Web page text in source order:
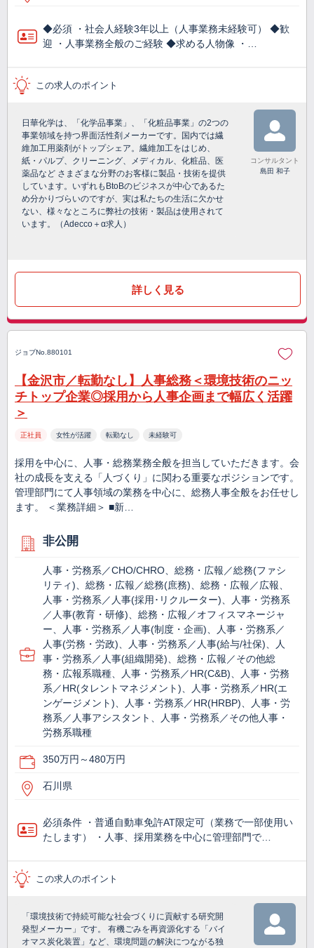
◆必須 ・社会人経験3年以上（人事業務未経験可） ◆歓
迎 ・人事業務全般のご経験 ◆求める人物像 ・…
この求人のポイント
日華化学は、「化学品事業」、「化粧品事業」の2つの
事業領域を持つ界面活性剤メーカーです。国内では繊
維加工用薬剤がトップシェア。繊維加工をはじめ、
紙・パルプ、クリーニング、メディカル、化粧品、医
薬品など さまざまな分野のお客様に製品・技術を提供
しています。いずれもBtoBのビジネスが中心であるた
め分かりづらいのですが、実は私たちの生活に欠かせ
ない、様々なところに弊社の技術・製品は使用されて
います。（Adecco＋α求人）
コンサルタント
島田 和子
詳しく見る
ジョブNo.880101
【金沢市／転勤なし】人事総務＜環境技術のニッ
チトップ企業◎採用から人事企画まで幅広く活躍
＞
正社員 女性が活躍 転勤なし 未経験可
採用を中心に、人事・総務業務全般を担当していただきます。会
社の成長を支える「人づくり」に関わる重要なポジションです。
管理部門にて人事領域の業務を中心に、総務人事全般をお任せし
ます。 ＜業務詳細＞ ■新…
非公開
人事・労務系／CHO/CHRO、総務・広報／総務(ファシ
リティ)、総務・広報／総務(庶務)、総務・広報／広報、
人事・労務系／人事(採用･リクルーター)、人事・労務系
／人事(教育・研修)、総務・広報／オフィスマネージャ
ー、人事・労務系／人事(制度・企画)、人事・労務系／
人事(労務・労政)、人事・労務系／人事(給与/社保)、人
事・労務系／人事(組織開発)、総務・広報／その他総
務・広報系職種、人事・労務系／HR(C&B)、人事・労務
系／HR(タレントマネジメント)、人事・労務系／HR(エ
ンゲージメント)、人事・労務系／HR(HRBP)、人事・労
務系／人事アシスタント、人事・労務系／その他人事・
労務系職種
350万円～480万円
石川県
必須条件 ・普通自動車免許AT限定可（業務で一部使用い
たします） ・人事、採用業務を中心に管理部門で…
この求人のポイント
「環境技術で持続可能な社会づくりに貢献する研究開
発型メーカー」です。 有機ごみを再資源化する「バイ
オマス炭化装置」など、環境問題の解決につながる独